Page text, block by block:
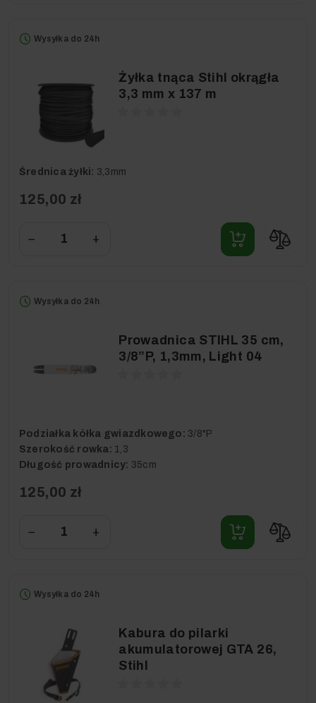
Wysyłka do 24h
Żyłka tnąca Stihl okrągła
3,3 mm x 137 m
Średnica żyłki: 3,3mm
125,00 zł
− +
Wysyłka do 24h
Prowadnica STIHL 35 cm,
3/8”P, 1,3mm, Light 04
Podziałka kółka gwiazdkowego: 3/8"P
Szerokość rowka: 1,3
Długość prowadnicy: 35cm
125,00 zł
− +
Wysyłka do 24h
Kabura do pilarki
akumulatorowej GTA 26,
Stihl